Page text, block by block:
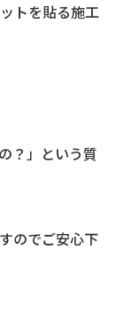
トを貼る施工
？」という質
のでご安心下